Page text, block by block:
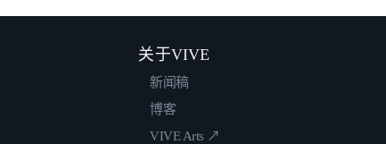
关于VIVE
新闻稿
博客
VIVE Arts ↗